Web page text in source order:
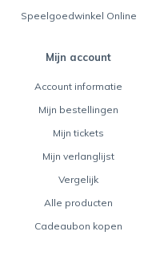
Speelgoedwinkel Online
Mijn account
Account informatie
Mijn bestellingen
Mijn tickets
Mijn verlanglijst
Vergelijk
Alle producten
Cadeaubon kopen